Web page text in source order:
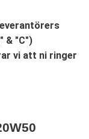
& "C")
vi att ni ringer